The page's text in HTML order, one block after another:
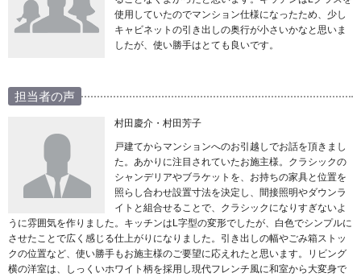
使用していたのでマンション仕様になったため、少し
キャビネットの引き出しの奥行が小さいかなと思いま
したが、使い勝手はとても良いです。
担当者の声
村田慶介・村田芳子
戸建てからマンションへのお引越しでお話を頂きまし
た。あかりに注目されていたお施主様。クラシックの
シャンデリアやブラケットを、お持ちの家具と位置を
照らし合わせ設置寸法を決定し、間接照明やダウンラ
イトと組合せることで、クラシックになりすぎないよ
うに雰囲気を作りました。キッチンはL字型の変形でしたが、白色でシンプルに
させたことで広く感じる仕上がりになりました。引き出しの幅やごみ箱ストッ
クの位置など、使い勝手もお施主様のご要望に応えれたと思います。リビング
横の洋室は、しっくいホワイト柄を採用し現代フレンチ風に和室から大変身で